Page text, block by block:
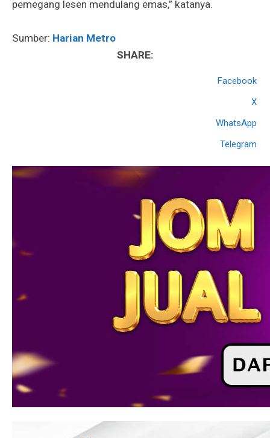
pemegang lesen mendulang emas,” katanya.
Sumber: Harian Metro
SHARE:
Facebook
X
WhatsApp
Telegram